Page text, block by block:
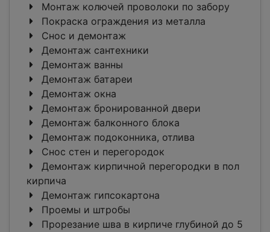
Монтаж колючей проволоки по забору
Покраска ограждения из металла
Снос и демонтаж
Демонтаж сантехники
Демонтаж ванны
Демонтаж батареи
Демонтаж окна
Демонтаж бронированной двери
Демонтаж балконного блока
Демонтаж подоконника, отлива
Снос стен и перегородок
Демонтаж кирпичной перегородки в пол
кирпича
Демонтаж гипсокартона
Проемы и штробы
Прорезание шва в кирпиче глубиной до 5